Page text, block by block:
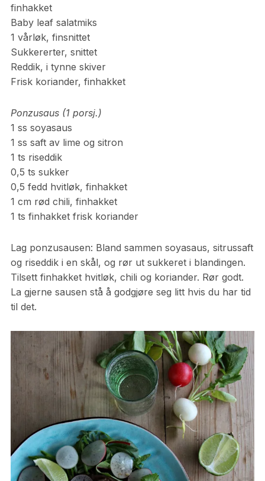
finhakket
Baby leaf salatmiks
1 vårløk, finsnittet
Sukkererter, snittet
Reddik, i tynne skiver
Frisk koriander, finhakket
Ponzusaus (1 porsj.)
1 ss soyasaus
1 ss saft av lime og sitron
1 ts riseddik
0,5 ts sukker
0,5 fedd hvitløk, finhakket
1 cm rød chili, finhakket
1 ts finhakket frisk koriander
Lag ponzusausen: Bland sammen soyasaus, sitrussaft
og riseddik i en skål, og rør ut sukkeret i blandingen.
Tilsett finhakket hvitløk, chili og koriander. Rør godt.
La gjerne sausen stå å godgjøre seg litt hvis du har tid
til det.